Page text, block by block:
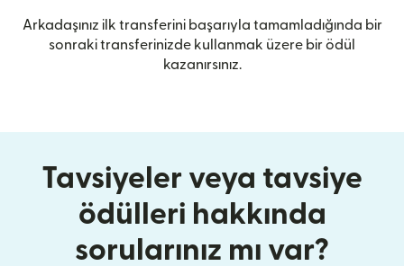
Arkadaşınız ilk transferini başarıyla tamamladığında bir
sonraki transferinizde kullanmak üzere bir ödül
kazanırsınız.
Tavsiyeler veya tavsiye
ödülleri hakkında
sorularınız mı var?